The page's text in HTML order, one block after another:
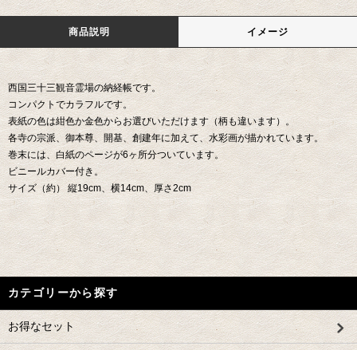
商品説明 イメージ
西国三十三観音霊場の納経帳です。
コンパクトでカラフルです。
表紙の色は紺色か金色からお選びいただけます（柄も違います）。
各寺の宗派、御本尊、開基、創建年に加えて、水彩画が描かれています。
巻末には、白紙のページが6ヶ所分ついています。
ビニールカバー付き。
サイズ（約） 縦19cm、横14cm、厚さ2cm
カテゴリーから探す
お得なセット